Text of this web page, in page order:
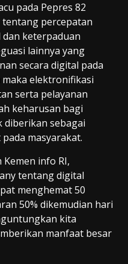
pada Pepres 82
percepatan
keterpaduan
lainnya yang
secara digital pada
elektronifikasi
serta pelayanan
keharusan bagi
sebagai
masyarakat.
info RI,
tentang digital
menghemat 50
50% dikemudian hari
kita
manfaat besar